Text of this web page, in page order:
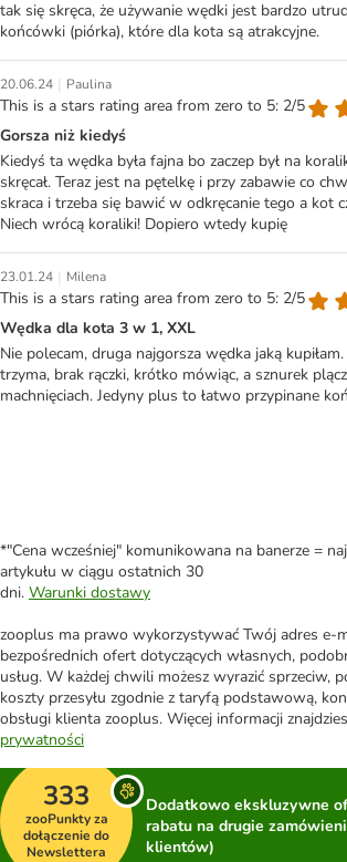
tak się skręca, że używanie wędki jest bardzo
końcówki (piórka), które dla kota są atrakcyjne.
20.06.24 | Paulina
This is a stars rating area from zero to 5: 2/5
Gorsza niż kiedyś
Kiedyś ta wędka była fajna bo zaczep był na
skręcał. Teraz jest na pętelkę i przy zabawie co
skraca i trzeba się bawić w odkręcanie tego a kot
Niech wrócą koraliki! Dopiero wtedy kupię
23.01.24 | Milena
This is a stars rating area from zero to 5: 2/5
Wędka dla kota 3 w 1, XXL
Nie polecam, druga najgorsza wędka jaką
trzyma, brak rączki, krótko mówiąc, a sznurek
machnięciach. Jedyny plus to łatwo przypinane
*"Cena wcześniej" komunikowana na banerze =
artykułu w ciągu ostatnich 30
dni. Warunki dostawy
zooplus ma prawo wykorzystywać Twój adres e-
bezpośrednich ofert dotyczących własnych,
usług. W każdej chwili możesz wyrazić sprzeciw,
koszty przesyłu zgodnie z taryfą podstawową,
obsługi klienta zooplus. Więcej informacji
prywatności
333
zooPunkty za
dołączenie do
Newslettera
Dodatkowo ekskluzywne
rabatu na drugie
klientów)